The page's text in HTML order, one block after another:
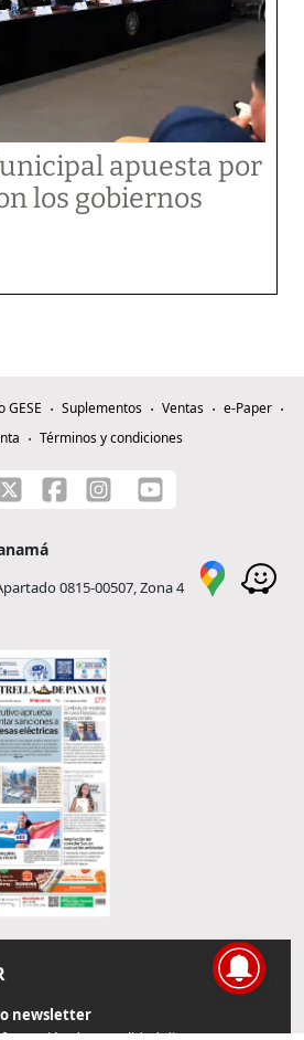
apuesta por
los gobiernos
GESE Suplementos Ventas
e-Paper
Términos y condiciones
0815-00507, Zona 4
newsletter